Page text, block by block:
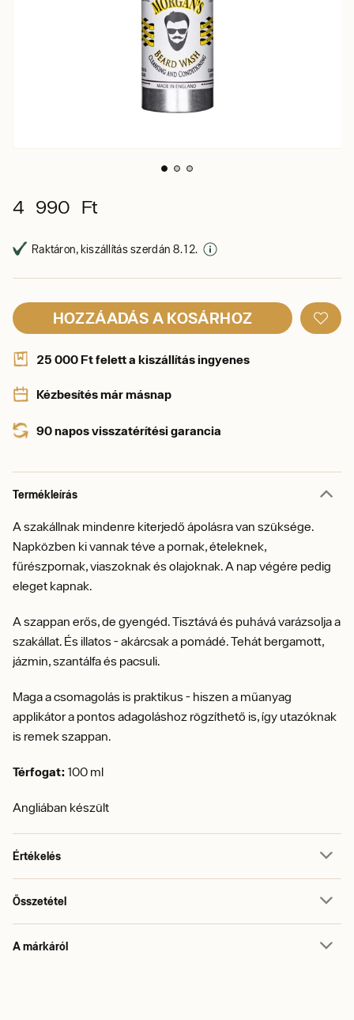
4 990 Ft
Raktáron, kiszállítás szerdán 8. 12.
HOZZÁADÁS A KOSÁRHOZ
25 000 Ft felett a kiszállítás ingyenes
Kézbesítés már másnap
90 napos visszatérítési garancia
Termékleírás
A szakállnak mindenre kiterjedő ápolásra van szüksége.
Napközben ki vannak téve a pornak, ételeknek,
fűrészpornak, viaszoknak és olajoknak. A nap végére pedig
eleget kapnak.
A szappan erős, de gyengéd. Tisztává és puhává varázsolja a
szakállat. És illatos - akárcsak a pomádé. Tehát bergamott,
jázmin, szantálfa és pacsuli.
Maga a csomagolás is praktikus - hiszen a műanyag
applikátor a pontos adagoláshoz rögzíthető is, így utazóknak
is remek szappan.
Térfogat: 100 ml
Angliában készült
Értékelés
Összetétel
A márkáról